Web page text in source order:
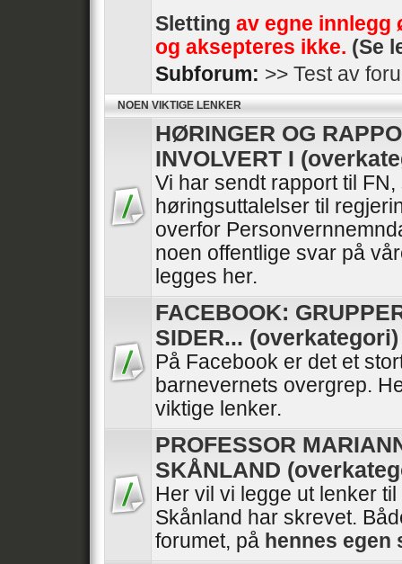
Sletting av egne innlegg
og aksepteres ikke. (Se
Subforum: >> Test av
NOEN VIKTIGE LENKER
HØRINGER OG
INVOLVERT I
Vi har sendt rapport til
høringsuttalelser til
overfor
noen offentlige svar på
legges her.
FACEBOOK:
SIDER... (overkategori)
På Facebook er det et
barnevernets overgrep.
viktige lenker.
PROFESSOR
SKÅNLAND
Her vil vi legge ut lenker
Skånland har skrevet.
forumet, på hennes egen